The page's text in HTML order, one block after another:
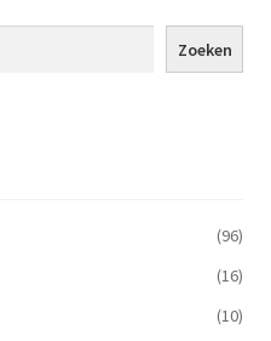
Zoeken
(96)
(16)
(10)